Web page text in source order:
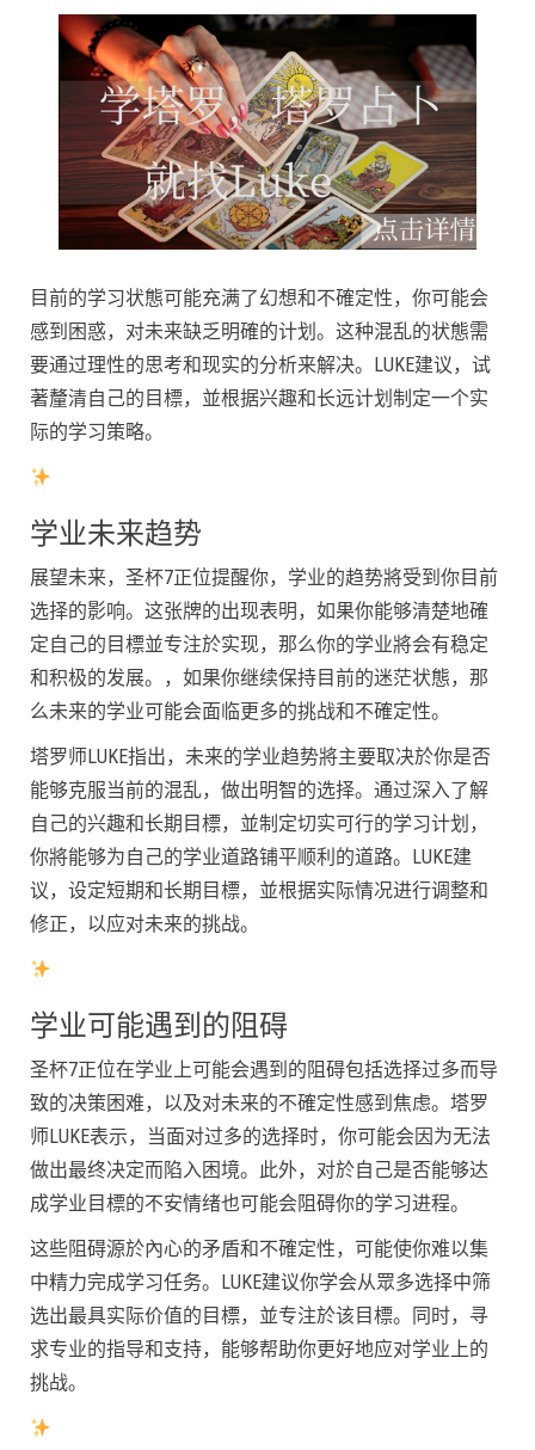
目前的学习状態可能充满了幻想和不確定性，你可能会
感到困惑，对未来缺乏明確的计划。这种混乱的状態需
要通过理性的思考和现实的分析来解决。LUKE建议，试
著釐清自己的目標，並根据兴趣和长远计划制定一个实
际的学习策略。
学业未来趋势
展望未来，圣杯7正位提醒你，学业的趋势將受到你目前
选择的影响。这张牌的出现表明，如果你能够清楚地確
定自己的目標並专注於实现，那么你的学业將会有稳定
和积极的发展。，如果你继续保持目前的迷茫状態，那
么未来的学业可能会面临更多的挑战和不確定性。
塔罗师LUKE指出，未来的学业趋势將主要取决於你是否
能够克服当前的混乱，做出明智的选择。通过深入了解
自己的兴趣和长期目標，並制定切实可行的学习计划，
你將能够为自己的学业道路铺平顺利的道路。LUKE建
议，设定短期和长期目標，並根据实际情况进行调整和
修正，以应对未来的挑战。
学业可能遇到的阻碍
圣杯7正位在学业上可能会遇到的阻碍包括选择过多而导
致的决策困难，以及对未来的不確定性感到焦虑。塔罗
师LUKE表示，当面对过多的选择时，你可能会因为无法
做出最终决定而陷入困境。此外，对於自己是否能够达
成学业目標的不安情绪也可能会阻碍你的学习进程。
这些阻碍源於內心的矛盾和不確定性，可能使你难以集
中精力完成学习任务。LUKE建议你学会从眾多选择中筛
选出最具实际价值的目標，並专注於该目標。同时，寻
求专业的指导和支持，能够帮助你更好地应对学业上的
挑战。